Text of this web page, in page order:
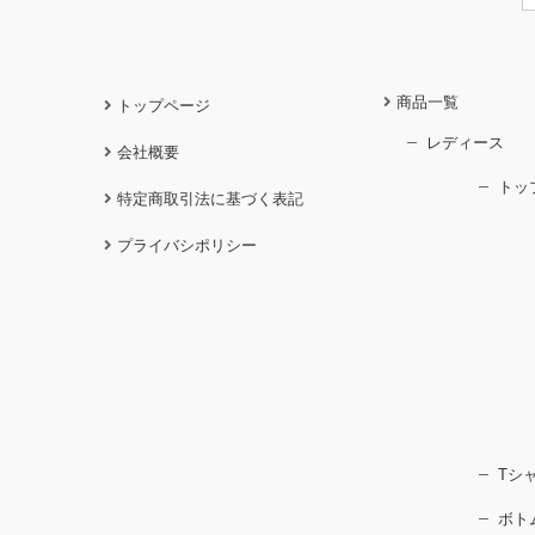
トップページ
会社概要
特定商取引法に基づく表記
プライバシポリシー
商品一覧
レディース
トッ
Tシ
ボト